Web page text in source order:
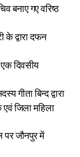
बनाए गए वरिष्ठ
के द्वारा दफन
दिवसीय
गीता बिन्द द्वारा
जिला महिला
पर जौनपुर में